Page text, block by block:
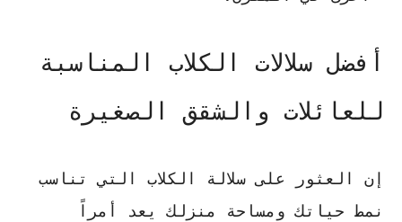
أفضل سلالات الكلاب المناسبة
للعائلات والشقق الصغيرة
إن العثور على سلالة الكلاب التي تناسب
نمط حياتك ومساحة منزلك يعد أمراً